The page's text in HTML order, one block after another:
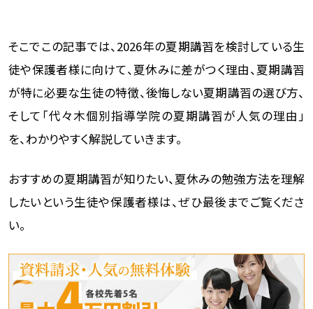
そこでこの記事では、2026年の夏期講習を検討している生
徒や保護者様に向けて、夏休みに差がつく理由、夏期講習
が特に必要な生徒の特徴、後悔しない夏期講習の選び方、
そして「代々木個別指導学院の夏期講習が人気の理由」
を、わかりやすく解説していきます。
おすすめの夏期講習が知りたい、夏休みの勉強方法を理解
したいという生徒や保護者様は、ぜひ最後までご覧くださ
い。